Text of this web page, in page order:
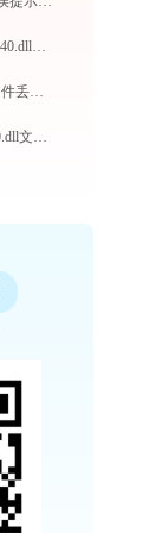
极速看图 打开fastpic.exe找不到msvcp140.dll怎么办
Linkdood Linkdood.exe加载ffmpeg.dll文件丢失处理办法
百度拼音 baidupinyin.exe加载msvcp120.dll文件丢失处理办法